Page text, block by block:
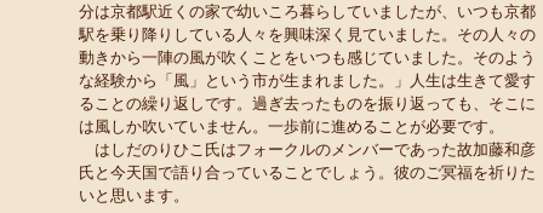
分は京都駅近くの家で幼いころ暮らしていましたが、いつも京都
駅を乗り降りしている人々を興味深く見ていました。その人々の
動きから一陣の風が吹くことをいつも感じていました。そのよう
な経験から「風」という市が生まれました。」人生は生きて愛す
ることの繰り返しです。過ぎ去ったものを振り返っても、そこに
は風しか吹いていません。一歩前に進めることが必要です。
はしだのりひこ氏はフォークルのメンバーであった故加藤和彦
氏と今天国で語り合っていることでしょう。彼のご冥福を祈りた
いと思います。